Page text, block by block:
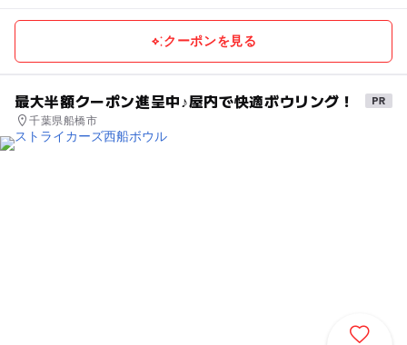
クーポンを見る
最大半額クーポン進呈中♪屋内で快適ボウリング！
千葉県船橋市